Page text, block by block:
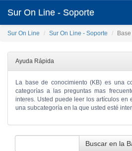
Sur On Line - Soporte
Sur On Line Sur On Line - Soporte
Ayuda Rápida
La base de conocimiento (KB) es una
categorías a las preguntas mas
interes. Usted puede leer los artículos en
una subcategoría en la que usted esté
Buscar en la